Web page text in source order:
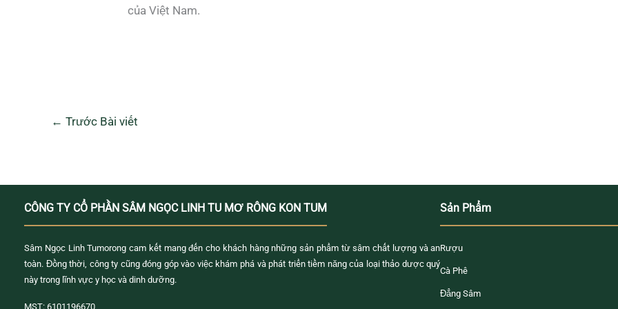
của Việt Nam.
← Trước Bài viết
CÔNG TY CỔ PHẦN SÂM NGỌC LINH TU MƠ RÔNG KON TUM
Sâm Ngọc Linh Tumorong cam kết mang đến cho khách hàng những sản phẩm từ sâm chất lượng và an
toàn. Đồng thời, công ty cũng đóng góp vào việc khám phá và phát triển tiềm năng của loại thảo dược quý
này trong lĩnh vực y học và dinh dưỡng.
MST: 6101196670
Sản Phẩm
Rượu
Cà Phê
Đẳng Sâm